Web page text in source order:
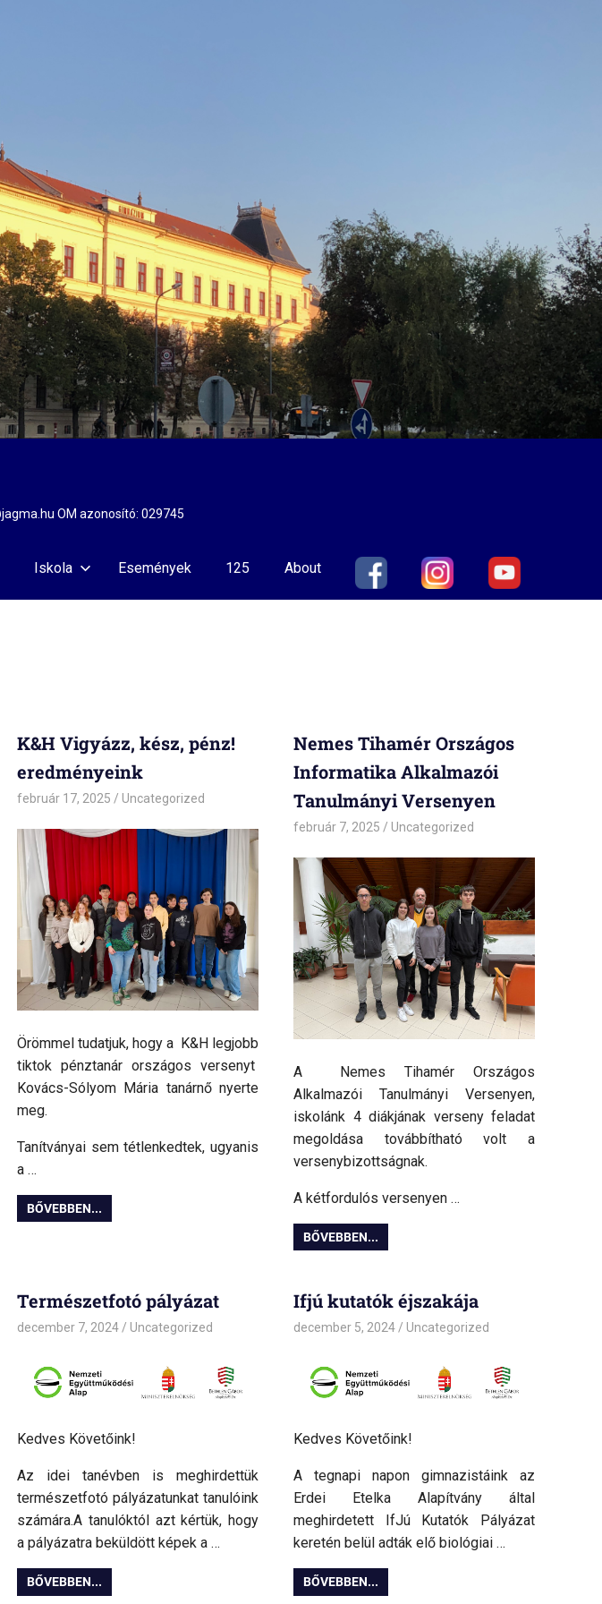
OM azonosító: 029745
Iskola Események 125 About
K&H Vigyázz, kész, pénz!
eredményeink
február 17, 2025 admin
Uncategorized
Örömmel tudatjuk, hogy a K&H legjobb
tiktok pénztanár országos versenyt
Kovács-Sólyom Mária tanárnő nyerte
meg.
Tanítványai sem tétlenkedtek, ugyanis
a …
BŐVEBBEN...
Nemes Tihamér Országos
Informatika Alkalmazói
Tanulmányi Versenyen
február 7, 2025 admin
Uncategorized
A Nemes Tihamér Országos
Alkalmazói Tanulmányi Versenyen,
iskolánk 4 diákjának verseny feladat
megoldása továbbítható volt a
versenybizottságnak.
A kétfordulós versenyen …
BŐVEBBEN...
Természetfotó pályázat
december 7, 2024 admin
Uncategorized
Kedves Követőink!
Az idei tanévben is meghirdettük
természetfotó pályázatunkat tanulóink
számára.A tanulóktól azt kértük, hogy
a pályázatra beküldött képek a …
BŐVEBBEN...
Ifjú kutatók éjszakája
december 5, 2024 admin
Uncategorized
Kedves Követőink!
A tegnapi napon gimnazistáink az
Erdei Etelka Alapítvány által
meghirdetett IfJú Kutatók Pályázat
keretén belül adták elő biológiai …
BŐVEBBEN...